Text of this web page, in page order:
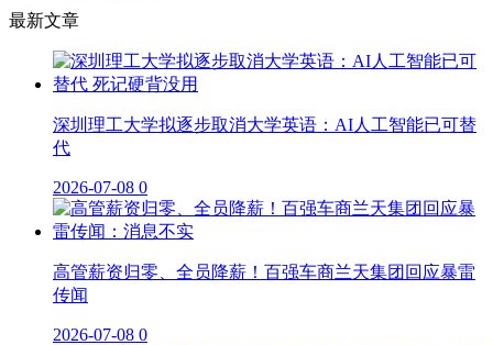
最新文章
深圳理工大学拟逐步取消大学英语：AI人工智能已可替
代
2026-07-08 0
高管薪资归零、全员降薪！百强车商兰天集团回应暴雷
传闻
2026-07-08 0